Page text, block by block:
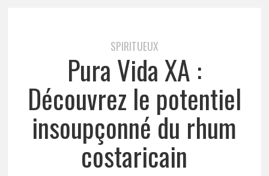
SPIRITUEUX
Pura Vida XA :
Découvrez le potentiel
insoupçonné du rhum
costaricain